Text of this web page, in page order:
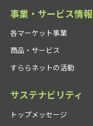
事業・サービス情報
各マーケット事業
商品・サービス
すららネットの活動
サステナビリティ
トップメッセージ